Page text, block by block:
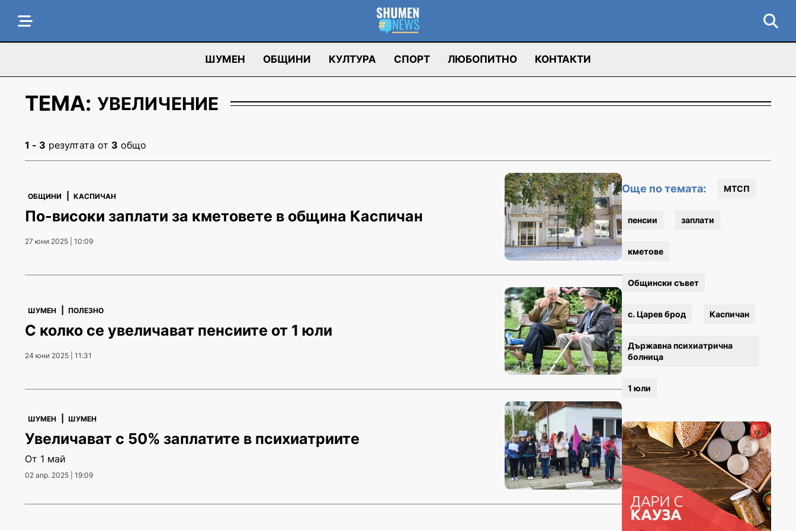
ШУМЕН ОБЩИНИ КУЛТУРА СПОРТ ЛЮБОПИТНО КОНТАКТИ
ТЕМА: УВЕЛИЧЕНИЕ
1 - 3 резултата от 3 общо
ОБЩИНИ КАСПИЧАН
По-високи заплати за кметовете в община Каспичан
27 юни 2025 | 10:09
ШУМЕН ПОЛЕЗНО
С колко се увеличават пенсиите от 1 юли
24 юни 2025 | 11:31
ШУМЕН ШУМЕН
Увеличават с 50% заплатите в психиатриите
От 1 май
02 апр. 2025 | 19:09
Още по темата: МТСП
пенсии заплати
кметове
Общински съвет
с. Царев брод Каспичан
Държавна психиатрична
болница
1 юли